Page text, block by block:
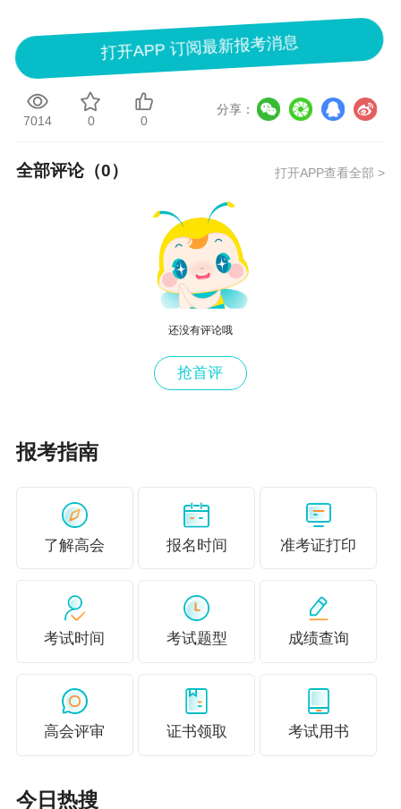
2.具备良好的职业道德，无严重违反财经纪
律的行为。
3.热爱会计工作，具备相应的会计专业知识
和业务技能。
备基本条件外，还必须具备高中毕业（含高中、
中专、职高和技校）及以上学历。
（三）报名参加中级资格考试的人员，除具
备基本条件外，还必须具备下列条件之一：
1.具备大学专科学历，从事会计工作满5年。
会计工作满2年。
4.具备硕士学位，从事会计工作满1年。
6.通过全国统一考试，取得经济、统计、审
计专业技术中级资格。
（四）报名参加高级资格考试的人员，除具
备基本条件外，还应具备下列条件之一：
从事与会计师职责相关工作满10年。
打开APP 订阅最新报考消息
7014 0 0
分享：
全部评论（0） 打开APP查看全部 >
还没有评论哦
抢首评
报考指南
了解高会 报名时间 准考证打印
考试时间 考试题型 成绩查询
高会评审 证书领取 考试用书
今日热搜